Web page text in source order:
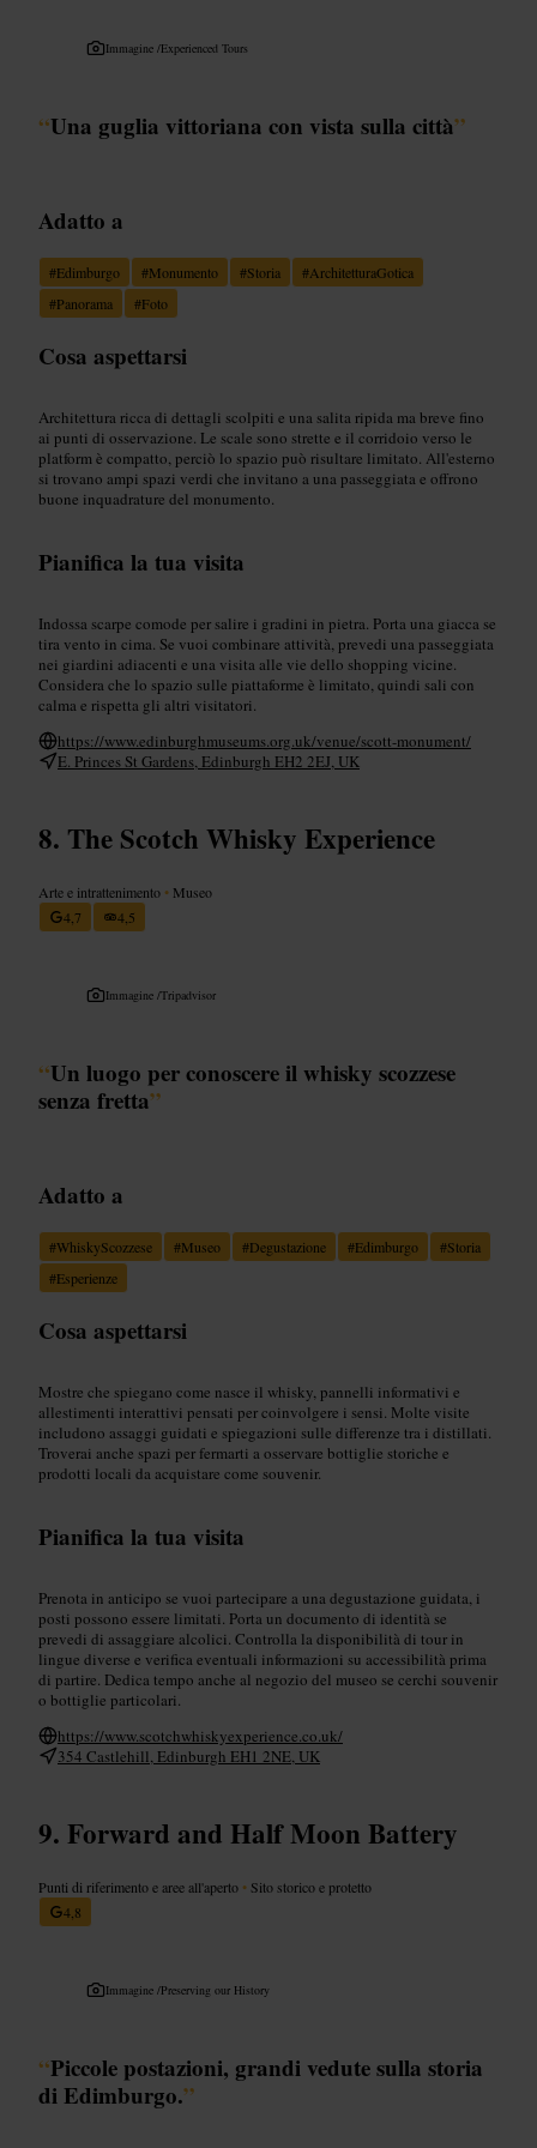
Immagine /Experienced Tours
“Una guglia vittoriana con vista sulla città”
Adatto a
#Edimburgo #Monumento #Storia #ArchitetturaGotica
#Panorama #Foto
Cosa aspettarsi
Architettura ricca di dettagli scolpiti e una salita ripida ma breve fino
ai punti di osservazione. Le scale sono strette e il corridoio verso le
platform è compatto, perciò lo spazio può risultare limitato. All'esterno
si trovano ampi spazi verdi che invitano a una passeggiata e offrono
buone inquadrature del monumento.
Pianifica la tua visita
Indossa scarpe comode per salire i gradini in pietra. Porta una giacca se
tira vento in cima. Se vuoi combinare attività, prevedi una passeggiata
nei giardini adiacenti e una visita alle vie dello shopping vicine.
Considera che lo spazio sulle piattaforme è limitato, quindi sali con
calma e rispetta gli altri visitatori.
https://www.edinburghmuseums.org.uk/venue/scott-monument/
E. Princes St Gardens, Edinburgh EH2 2EJ, UK
The Scotch Whisky Experience
Arte e intrattenimento • Museo
4,7
4,5
Immagine /Tripadvisor
“Un luogo per conoscere il whisky scozzese
senza fretta”
Adatto a
#WhiskyScozzese #Museo #Degustazione #Edimburgo #Storia
#Esperienze
Cosa aspettarsi
Mostre che spiegano come nasce il whisky, pannelli informativi e
allestimenti interattivi pensati per coinvolgere i sensi. Molte visite
includono assaggi guidati e spiegazioni sulle differenze tra i distillati.
Troverai anche spazi per fermarti a osservare bottiglie storiche e
prodotti locali da acquistare come souvenir.
Pianifica la tua visita
Prenota in anticipo se vuoi partecipare a una degustazione guidata, i
posti possono essere limitati. Porta un documento di identità se
prevedi di assaggiare alcolici. Controlla la disponibilità di tour in
lingue diverse e verifica eventuali informazioni su accessibilità prima
di partire. Dedica tempo anche al negozio del museo se cerchi souvenir
o bottiglie particolari.
https://www.scotchwhiskyexperience.co.uk/
354 Castlehill, Edinburgh EH1 2NE, UK
Forward and Half Moon Battery
Punti di riferimento e aree all'aperto • Sito storico e protetto
4,8
Immagine /Preserving our History
“Piccole postazioni, grandi vedute sulla storia
di Edimburgo.”